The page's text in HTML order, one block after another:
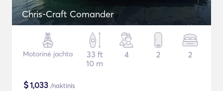
Chris-Craft Comander
Motorinė jachta
33 ft
10 m
4 2 2
$1,033 /naktinis